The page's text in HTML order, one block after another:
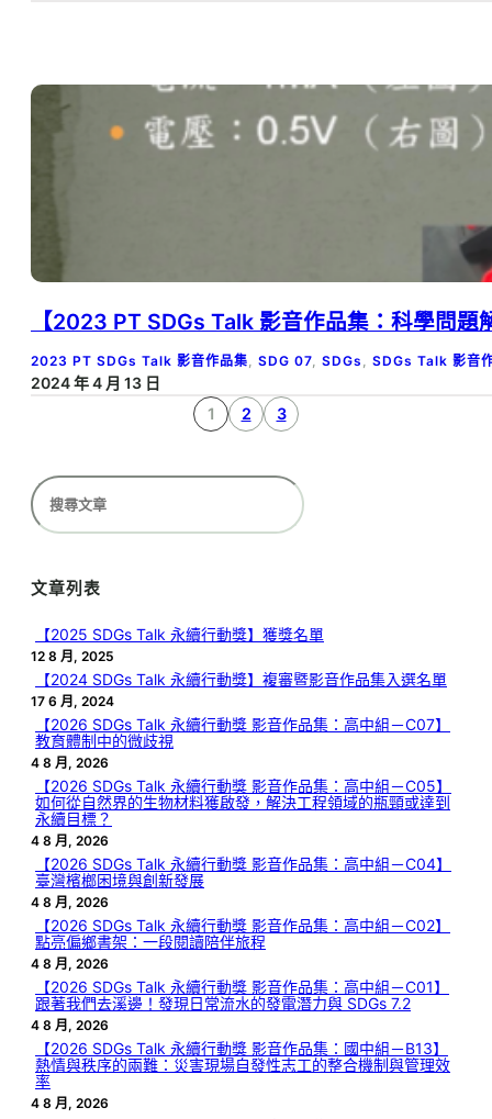
【2023 PT SDGs Talk 影音作品集：科學問
2023 PT SDGs Talk 影音作品集 SDG 07 SDGs SDGs Talk 影音
2024 年 4 月 13 日
1
2 3
搜
尋
文章列表
【2025 SDGs Talk 永續行動獎】獲獎名單
12 8 月, 2025
【2024 SDGs Talk 永續行動獎】複審暨影音作品集入選名單
17 6 月, 2024
【2026 SDGs Talk 永續行動獎 影音作品集：高中組－C07】
教育體制中的微歧視
4 8 月, 2026
【2026 SDGs Talk 永續行動獎 影音作品集：高中組－C05】
如何從自然界的生物材料獲啟發，解決工程領域的瓶頸或達到
永續目標？
4 8 月, 2026
【2026 SDGs Talk 永續行動獎 影音作品集：高中組－C04】
臺灣檳榔困境與創新發展
4 8 月, 2026
【2026 SDGs Talk 永續行動獎 影音作品集：高中組－C02】
點亮偏鄉書架：一段閱讀陪伴旅程
4 8 月, 2026
【2026 SDGs Talk 永續行動獎 影音作品集：高中組－C01】
跟著我們去溪邊！發現日常流水的發電潛力與 SDGs 7.2
4 8 月, 2026
【2026 SDGs Talk 永續行動獎 影音作品集：國中組－B13】
熱情與秩序的兩難：災害現場自發性志工的整合機制與管理效
率
4 8 月, 2026